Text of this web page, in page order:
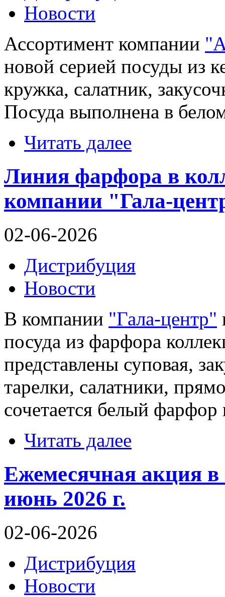
Новости
Ассортимент компании
новой серией посуды из
кружка, салатник,
Посуда выполнена в
Читать далее
Линия фарфора в
компании "Гала-
02-06-2026
Дистрибуция
Новости
В компании "Гала-центр"
посуда из фарфора
представлены суповая,
тарелки, салатники,
сочетается белый
Читать далее
Ежемесячная акция
июнь 2026 г.
02-06-2026
Дистрибуция
Новости